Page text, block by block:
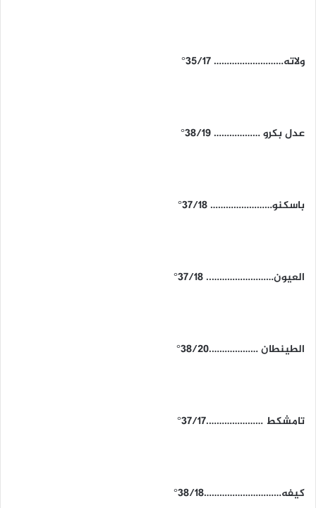
ولاته……………………… 35/17°
عدل بكرو ……………… 38/19°
باسكنو…………………… 37/18°
العيون…………………….. 37/18°
الطينطان ……………….38/20°
تامشكط ………………….37/17°
كيفه…………………………38/18°